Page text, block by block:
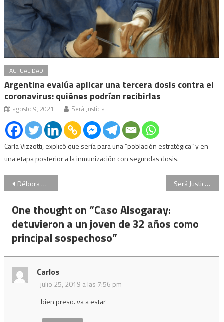
ACTUALIDAD
Argentina evalúa aplicar una tercera dosis contra el
coronavirus: quiénes podrían recibirlas
agosto 9, 2021 Será Justicia
Carla Vizzotti, explicó que sería para una “población estratégica” y en
una etapa posterior a la inmunización con segundas dosis.
Navegación
de
entradas
Débora Pérez Volpin: uno de los cardiólogos aseguró que “no había chances de sobrevida” Será Justicia, Programa 25/07/2019, Mariana Barbitta
One thought on “Caso Alsogaray:
detuvieron a un joven de 32 años como
principal sospechoso”
Carlos
julio 25, 2019 a las 7:56 pm
bien preso. va a estar